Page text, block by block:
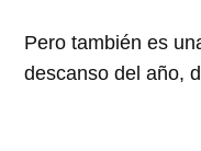
Pero también es
descanso del año,